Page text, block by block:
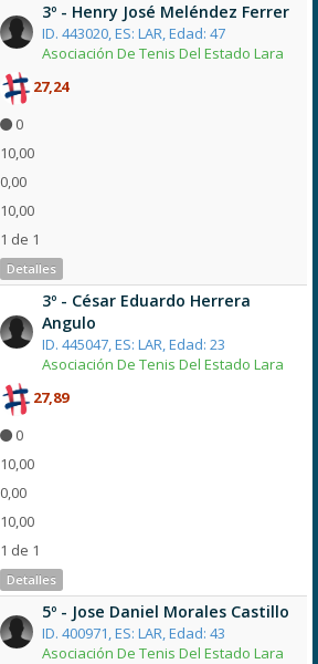
3º - Henry José Meléndez Ferrer
ID. 443020, ES: LAR, Edad: 47
Asociación De Tenis Del Estado Lara
27,24
0
10,00
0,00
10,00
1 de 1
Detalles
3º - César Eduardo Herrera
Angulo
ID. 445047, ES: LAR, Edad: 23
Asociación De Tenis Del Estado Lara
27,89
0
10,00
0,00
10,00
1 de 1
Detalles
5º - Jose Daniel Morales Castillo
ID. 400971, ES: LAR, Edad: 43
Asociación De Tenis Del Estado Lara